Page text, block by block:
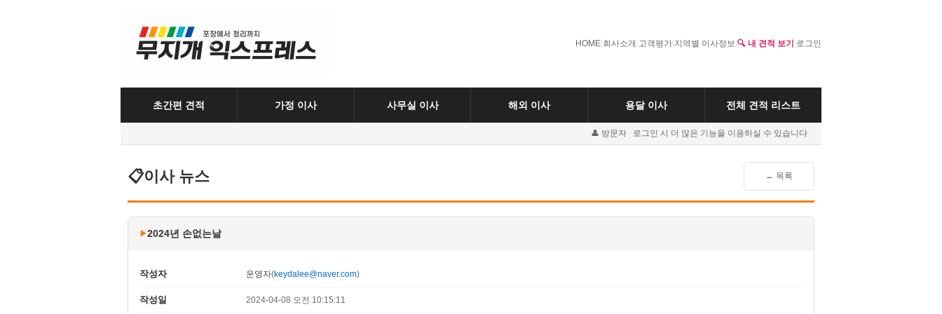
HOME|회사소개| 고객평가|지역별 이사정보 |🔍 내 견적 보기| 로그인
초간편 견적 가정 이사 사무실 이사 해외 이사 용달 이사 전체 견적 리스트
👤 방문자 로그인 시 더 많은 기능을 이용하실 수 있습니다
이사 뉴스 ← 목록
2024년 손없는날
작성자 운영자(keydalee@naver.com)
작성일 2024-04-08 오전 10:15:11